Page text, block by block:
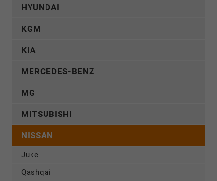
HYUNDAI
KGM
KIA
MERCEDES-BENZ
MG
MITSUBISHI
NISSAN
Juke
Qashqai